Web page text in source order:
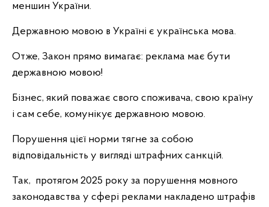
меншин України.
Державною мовою в Україні є українська мова.
Отже, Закон прямо вимагає: реклама має бути
державною мовою!
Бізнес, який поважає свого споживача, свою країну
і сам себе, комунікує державною мовою.
Порушення цієї норми тягне за собою
відповідальність у вигляді штрафних санкцій.
Так, протягом 2025 року за порушення мовного
законодавства у сфері реклами накладено штрафів